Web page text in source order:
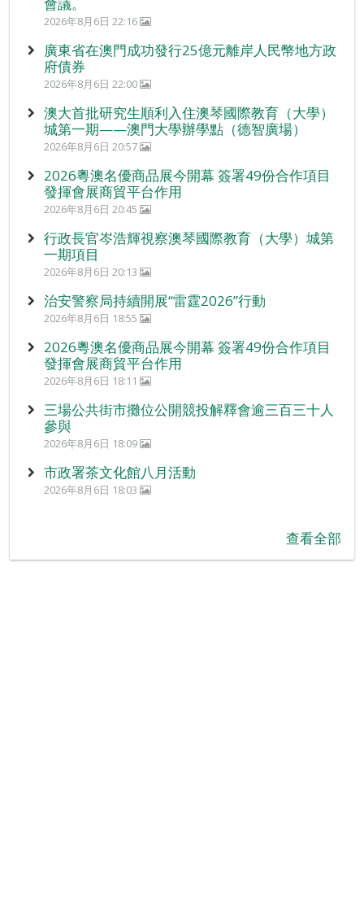
2026年8月6日 22:16
廣東省在澳門成功發行25億元離岸人民幣地方政
府債券
2026年8月6日 22:00
澳大首批研究生順利入住澳琴國際教育（大學）
城第一期——澳門大學辦學點（德智廣場）
2026年8月6日 20:57
2026粵澳名優商品展今開幕 簽署49份合作項目
發揮會展商貿平台作用
2026年8月6日 20:45
行政長官岑浩輝視察澳琴國際教育（大學）城第
一期項目
2026年8月6日 20:13
治安警察局持續開展“雷霆2026”行動
2026年8月6日 18:55
2026粵澳名優商品展今開幕 簽署49份合作項目
發揮會展商貿平台作用
2026年8月6日 18:11
三場公共街市攤位公開競投解釋會逾三百三十人
參與
2026年8月6日 18:09
市政署茶文化館八月活動
2026年8月6日 18:03
查看全部